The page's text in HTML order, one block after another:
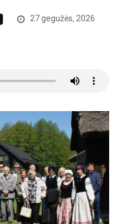
27 gegužės, 2026